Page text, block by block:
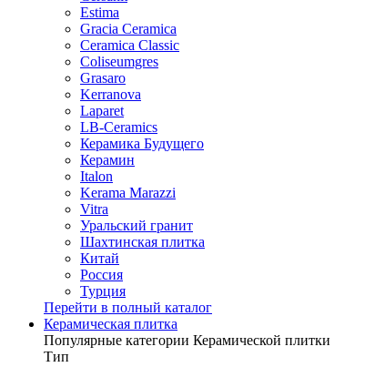
Estima
Gracia Ceramica
Ceramica Classic
Coliseumgres
Grasaro
Kerranova
Laparet
LB-Ceramics
Керамика Будущего
Керамин
Italon
Kerama Marazzi
Vitra
Уральский гранит
Шахтинская плитка
Китай
Россия
Турция
Перейти в полный каталог
Керамическая плитка
Популярные категории Керамической плитки
Тип